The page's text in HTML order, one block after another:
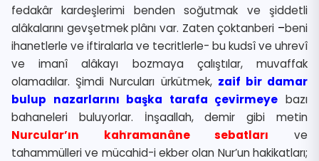
fedakâr kardeşlerimi benden soğutmak ve şiddetli
alâkalarını gevşetmek plânı var. Zaten çoktanberi –beni
ihanetlerle ve iftiralarla ve tecritlerle- bu kudsî ve uhrevî
ve imanî alâkayı bozmaya çalıştılar, muvaffak
olamadılar. Şimdi Nurcuları ürkütmek, zaif bir damar
bulup nazarlarını başka tarafa çevirmeye bazı
bahaneleri buluyorlar. İnşaallah, demir gibi metin
Nurcular’ın kahramanâne sebatları ve
tahammülleri ve mücahid-i ekber olan Nur’un hakikatları;